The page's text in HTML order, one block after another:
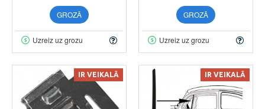
GROZĀ
Uzreiz uz grozu
GROZĀ
Uzreiz uz grozu
IR VEIKALĀ IR VEIKALĀ